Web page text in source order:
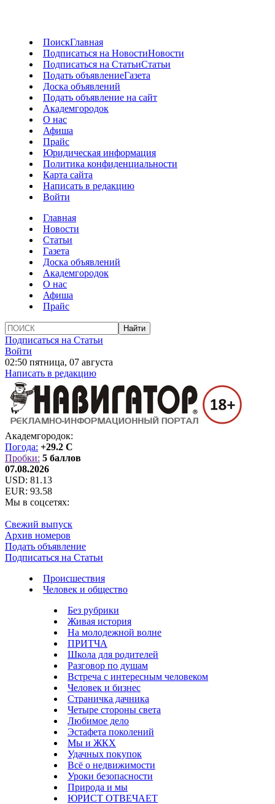
ПоискГлавная
Подписаться на НовостиНовости
Подписаться на СтатьиСтатьи
Подать объявлениеГазета
Доска объявлений
Подать объявление на сайт
Академгородок
О нас
Афиша
Прайс
Юридическая информация
Политика конфиденциальности
Карта сайта
Написать в редакцию
Войти
Главная
Новости
Статьи
Газета
Доска объявлений
Академгородок
О нас
Афиша
Прайс
Подписаться на Статьи
Войти
02:50 пятница, 07 августа
Написать в редакцию
Академгородок:
Погода: +29.2 C
Пробки: 5 баллов
07.08.2026
USD: 81.13
EUR: 93.58
Мы в соцсетях:
Свежий выпуск
Архив номеров
Подать объявление
Подписаться на Статьи
Происшествия
Человек и общество
Без рубрики
Живая история
На молодежной волне
ПРИТЧА
Школа для родителей
Разговор по душам
Встреча с интересным человеком
Человек и бизнес
Страничка дачника
Четыре стороны света
Любимое дело
Эстафета поколений
Мы и ЖКХ
Удачных покупок
Всё о недвижимости
Уроки безопасности
Природа и мы
ЮРИСТ ОТВЕЧАЕТ